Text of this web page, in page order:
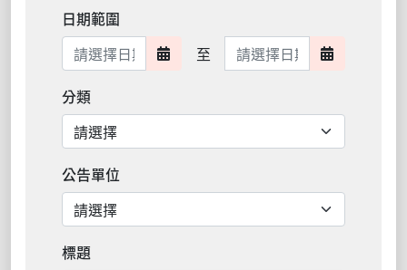
日期範圍
日期範圍開始
至 日期範圍結束 日期範圍
分類
公告單位
標題